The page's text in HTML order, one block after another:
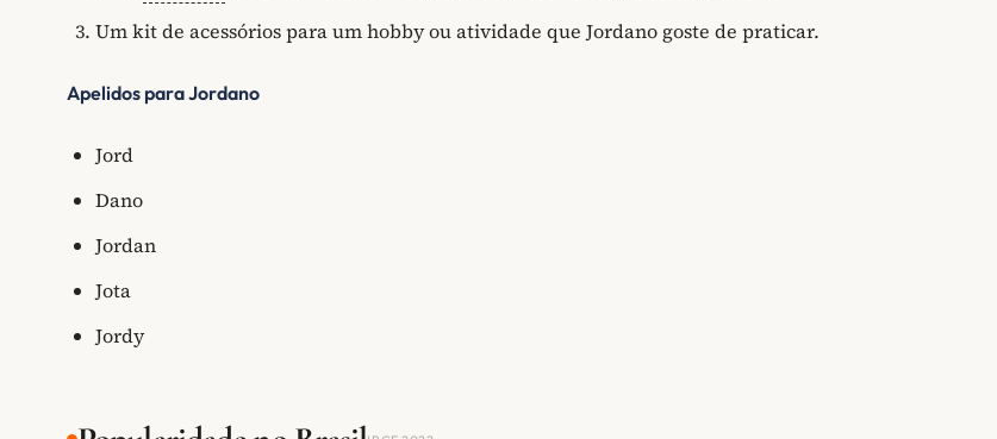
Um kit de acessórios para um hobby ou atividade que Jordano goste de praticar.
Apelidos para Jordano
Jord
Dano
Jordan
Jota
Jordy